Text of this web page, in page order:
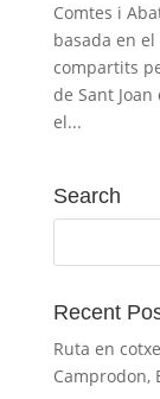
Comtes i
basada en
compartits
de Sant
el...
Search
Recent
Ruta en
Camprodon,